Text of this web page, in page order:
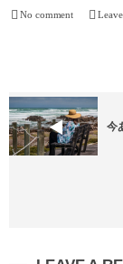
No comment
今